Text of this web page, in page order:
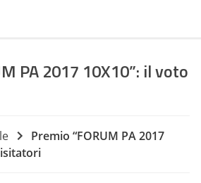
PA 2017 10X10”: il voto
Premio “FORUM PA 2017